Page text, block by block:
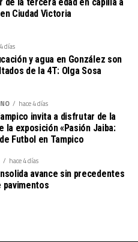
Ciudad Victoria
días
y agua en González son
de la 4T: Olga Sosa
hace 4 días
invita a disfrutar de la
la exposición «Pasión Jaiba:
Futbol en Tampico
hace 4 días
avance sin precedentes
pavimentos